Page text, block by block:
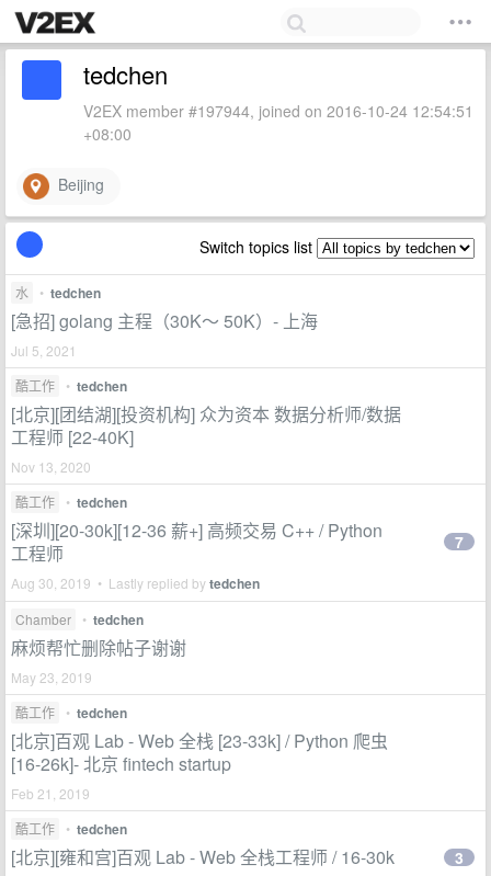
tedchen
V2EX member #197944, joined on 2016-10-24 12:54:51
+08:00
Beijing
Switch topics list
水 • tedchen
[急招] golang 主程（30K～ 50K）- 上海
Jul 5, 2021
酷工作
• tedchen
[北京][团结湖][投资机构] 众为资本 数据分析师/数据
工程师 [22-40K]
Nov 13, 2020
酷工作
• tedchen
[深圳][20-30k][12-36 薪+] 高频交易 C++ / Python
工程师
Aug 30, 2019 • Lastly replied bytedchen
7
Chamber • tedchen
麻烦帮忙删除帖子谢谢
May 23, 2019
酷工作
• tedchen
[北京]百观 Lab - Web 全栈 [23-33k] / Python 爬虫
[16-26k]- 北京 fintech startup
Feb 21, 2019
酷工作
• tedchen
[北京][雍和宫]百观 Lab - Web 全栈工程师 / 16-30k 3